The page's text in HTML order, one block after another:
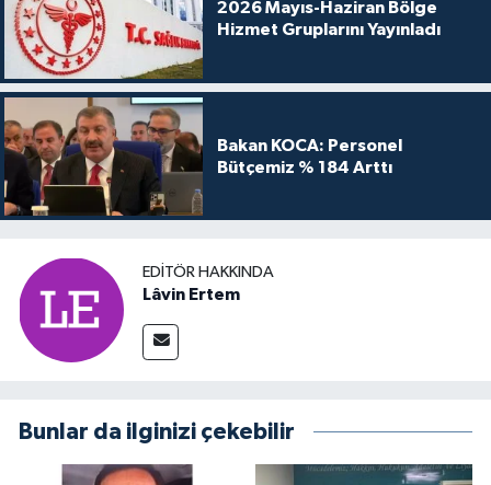
2026 Mayıs-Haziran Bölge
Hizmet Gruplarını Yayınladı
Bakan KOCA: Personel
Bütçemiz % 184 Arttı
EDITÖR HAKKINDA
Lâvin Ertem
Bunlar da ilginizi çekebilir